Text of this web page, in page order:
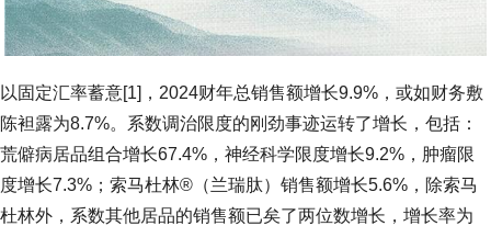
以固定汇率蓄意[1]，2024财年总销售额增长9.9%，或如财务敷
陈袒露为8.7%。系数调治限度的刚劲事迹运转了增长，包括：
荒僻病居品组合增长67.4%，神经科学限度增长9.2%，肿瘤限
度增长7.3%；索马杜林®（兰瑞肽）销售额增长5.6%，除索马
杜林外，系数其他居品的销售额已矣了两位数增长，增长率为